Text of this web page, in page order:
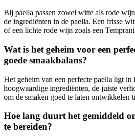
Bij paella passen zowel witte als rode
de ingrediënten in de paella. Een frisse
of een lichte rode wijn zoals een
Wat is het geheim voor een
goede smaakbalans?
Het geheim van een perfecte paella ligt in
hoogwaardige ingrediënten, de juiste
om de smaken goed te laten ontwikkelen
Hoe lang duurt het gemiddeld
te bereiden?